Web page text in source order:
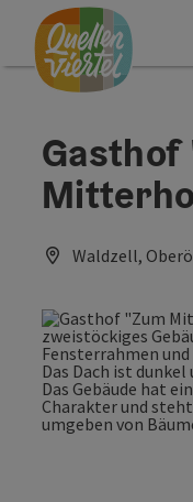
Zum Inhalt
Zur Navigation
Zum Seitenanfang
Gasthof
Waldzell,